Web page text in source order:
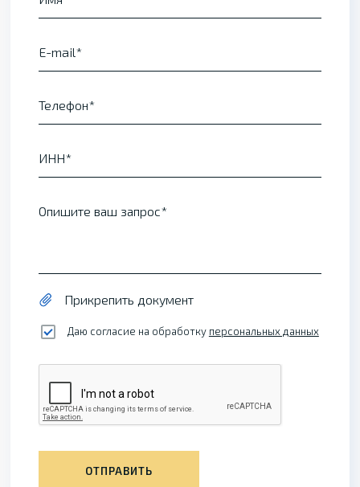
E-mail
Телефон
ИНН
Опишите ваш запрос
Прикрепить документ
Даю согласие на обработку персональных данных
ОТПРАВИТЬ